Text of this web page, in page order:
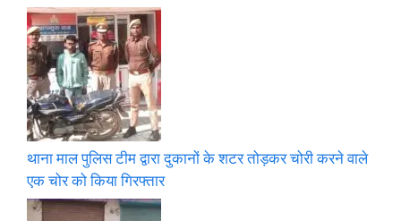
थाना माल पुलिस टीम द्वारा दुकानों के शटर तोड़कर चोरी करने वाले
एक चोर को किया गिरफ्तार